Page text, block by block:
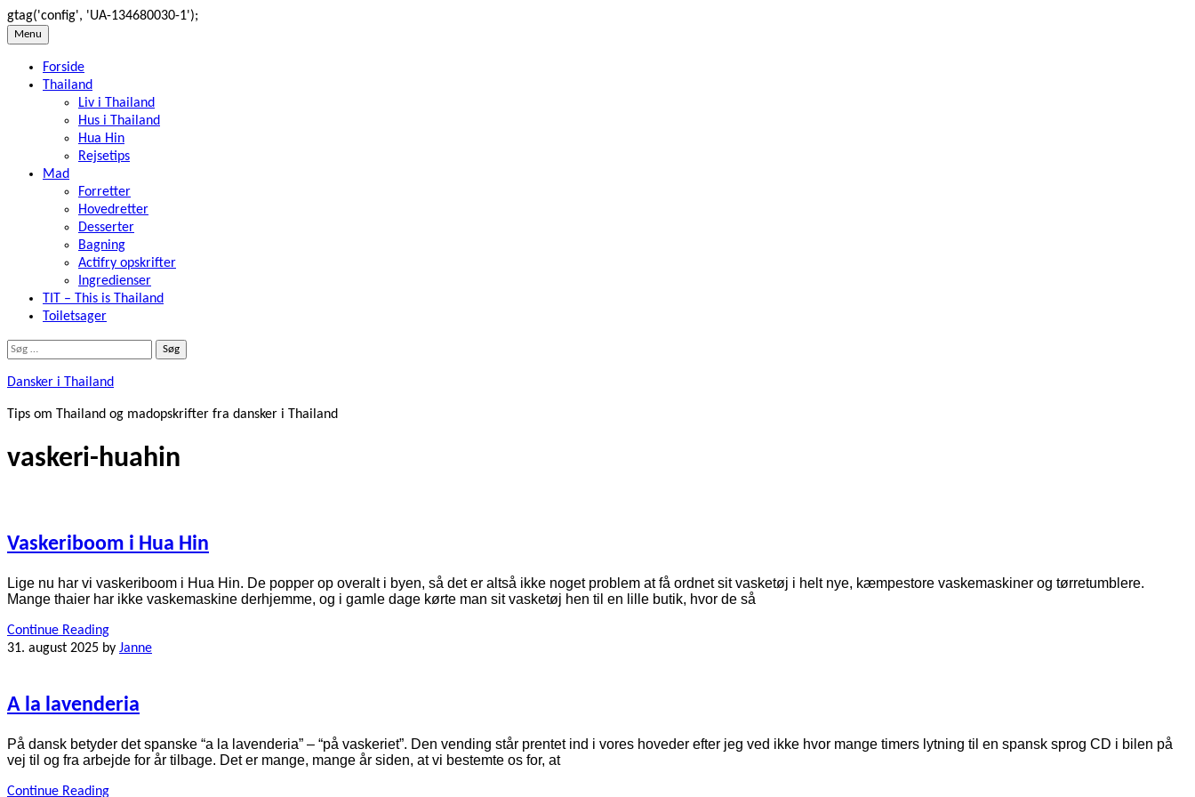
gtag('config', 'UA-134680030-1');
Skip
content
Menu
Forside
Thailand
Liv i Thailand
Hus i Thailand
Hua Hin
Rejsetips
Mad
Forretter
Hovedretter
Desserter
Bagning
Actifry opskrifter
Ingredienser
TIT – This is Thailand
Toiletsager
Søg
Dansker i Thailand
Tips om Thailand og madopskrifter fra dansker i Thailand
vaskeri-huahin
Vaskeriboom i Hua Hin
Lige nu har vi vaskeriboom i Hua Hin. De popper op overalt i byen, så det er altså ikke noget problem at få ordnet sit vasketøj i helt nye, kæmpestore vaskemaskiner og tørretumblere.
Mange thaier har ikke vaskemaskine derhjemme, og i gamle dage kørte man sit vasketøj hen til en lille butik, hvor de så
Continue Reading
31. august 2025 by Janne
A la lavenderia
På dansk betyder det spanske “a la lavenderia” – “på vaskeriet”. Den vending står prentet ind i vores hoveder efter jeg ved ikke hvor mange timers lytning til en spansk sprog CD i bilen på
vej til og fra arbejde for år tilbage. Det er mange, mange år siden, at vi bestemte os for, at
Continue Reading